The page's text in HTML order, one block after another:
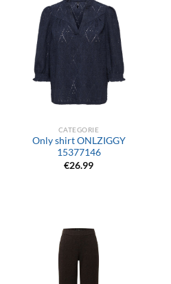
CATEGORIE
Only shirt ONLZIGGY
15377146
€26.99